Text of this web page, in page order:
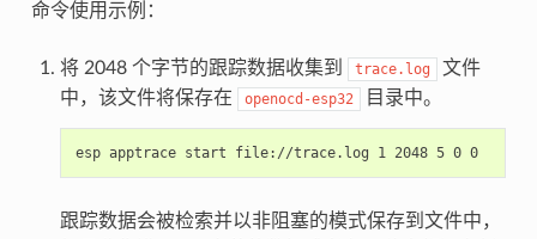
命令使用示例：
将 2048 个字节的跟踪数据收集到 trace.log
文件
中，该文件将保存在
openocd-esp32 目录中。
esp apptrace start file://trace.log 1 2048 5 0 0
跟踪数据会被检索并以非阻塞的模式保存到文件中，